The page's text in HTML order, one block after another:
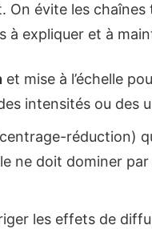
On évite les chaînes
à expliquer et à
et mise à l’échelle
intensités ou des
réduction)
ne doit dominer par
les effets de